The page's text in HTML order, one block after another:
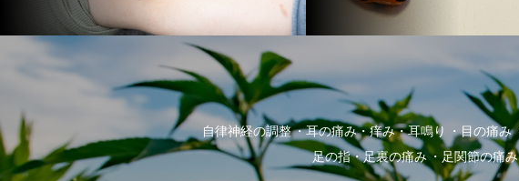
自律神経の調整 耳の痛み・痒み・耳鳴り 目の痛み
足の指・足裏の痛み
足関節の痛み